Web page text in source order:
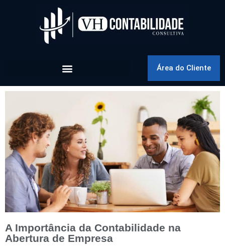
Área do Cliente
A Importância da Contabilidade na
Abertura de Empresa